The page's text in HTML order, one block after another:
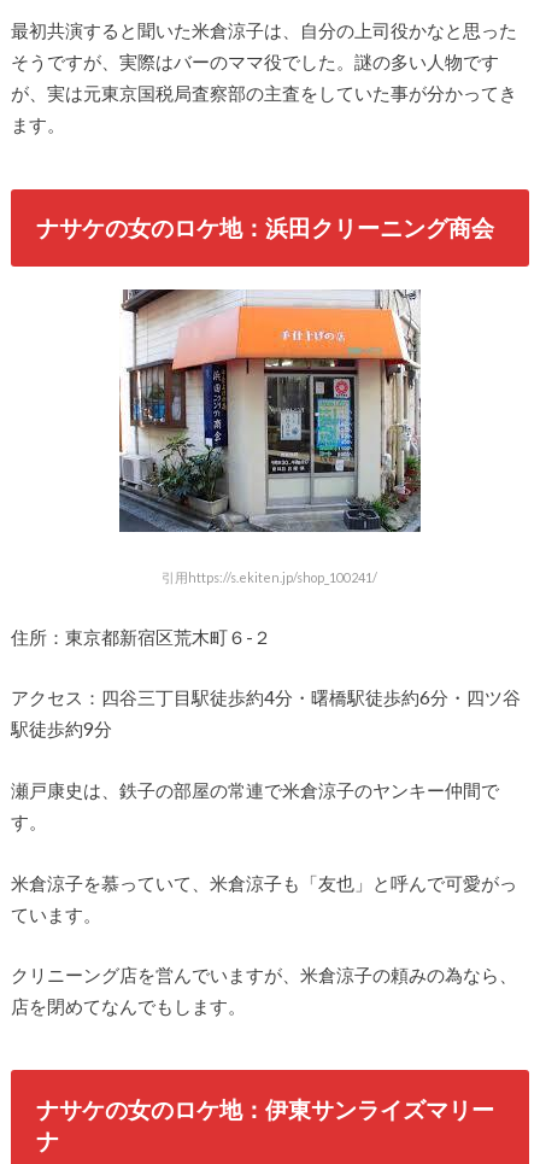
最初共演すると聞いた米倉涼子は、自分の上司役かなと思った
そうですが、実際はバーのママ役でした。謎の多い人物です
が、実は元東京国税局査察部の主査をしていた事が分かってき
ます。
ナサケの女のロケ地：浜田クリーニング商会
引用https://s.ekiten.jp/shop_100241/
住所：東京都新宿区荒木町６-２
アクセス：四谷三丁目駅徒歩約4分・曙橋駅徒歩約6分・四ツ谷
駅徒歩約9分
瀬戸康史は、鉄子の部屋の常連で米倉涼子のヤンキー仲間で
す。
米倉涼子を慕っていて、米倉涼子も「友也」と呼んで可愛がっ
ています。
クリニーング店を営んでいますが、米倉涼子の頼みの為なら、
店を閉めてなんでもします。
ナサケの女のロケ地：伊東サンライズマリー
ナ